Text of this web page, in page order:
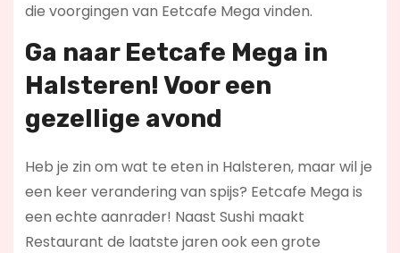
die voorgingen van Eetcafe Mega vinden.
Ga naar Eetcafe Mega in
Halsteren! Voor een
gezellige avond
Heb je zin om wat te eten in Halsteren, maar wil je
een keer verandering van spijs? Eetcafe Mega is
een echte aanrader! Naast Sushi maakt
Restaurant de laatste jaren ook een grote